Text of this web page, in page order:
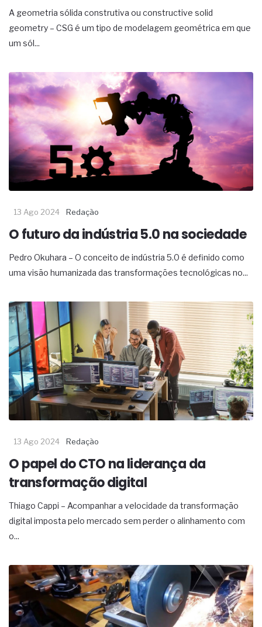
A geometria sólida construtiva ou constructive solid
geometry – CSG é um tipo de modelagem geométrica em que
um sól...
13 Ago 2024 Redação
O futuro da indústria 5.0 na sociedade
Pedro Okuhara – O conceito de indústria 5.0 é definido como
uma visão humanizada das transformações tecnológicas no...
13 Ago 2024 Redação
O papel do CTO na liderança da
transformação digital
Thiago Cappi – Acompanhar a velocidade da transformação
digital imposta pelo mercado sem perder o alinhamento com
o...